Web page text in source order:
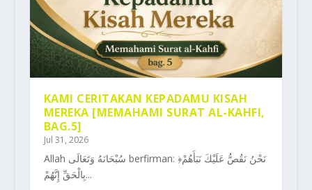
KAMI CERITAKAN KEPADAMU KISAH
MEREKA [MEMAHAMI SURAT AL-KAHFI,
BAG.5]
Jul 31, 2026
Allah سُبْحَانَهُ وَتَعَالَى berfirman: ﴿نَحْنُ نَقُصُّ عَلَيْكَ نَبَأَهُمْ
بِالْحَقِّ إِنَّهُمْ...